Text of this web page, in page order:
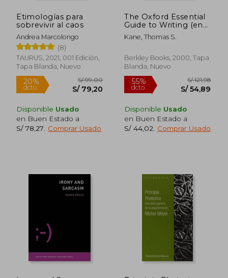
Etimologías para
sobrevivir al caos
Andrea Marcolongo
(8)
TAURUS, 2021, 001 Edición,
Tapa Blanda, Nuevo
dcto. S/ 79,20
Disponible Usado
en Buen Estado a
S/ 78,27
Comprar Usado
The Oxford Essential
Guide to Writing (en
Inglés)
Kane, Thomas S.
Berkley Books, 2000, Tapa
Blanda, Nuevo
dcto.
Disponible Usado
en Buen Estado a
S/ 44,02
Comprar Usado